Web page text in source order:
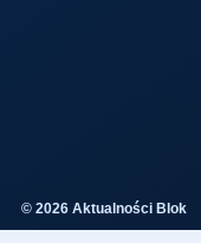
© 2026 Aktualności Blok